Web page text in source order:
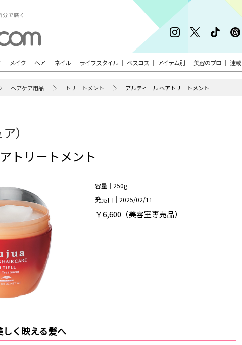
メイク ヘア ネイル ライフスタイル ベスコス アイテム別 美容のプロ 連載
ヘアケア用品 トリートメント アルティール ヘアトリートメント
）
トリートメント
容量｜250g
発売日｜2025/02/11
￥6,600（美容室専売品）
く映える髪へ